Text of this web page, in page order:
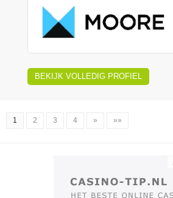
BEKIJK VOLLEDIG PROFIEL
1 2 3 4 » »»